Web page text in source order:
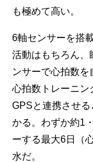
も極めて高い。
6軸センサーを搭
活動はもちろん、
ンサーで心拍数
心拍数トレーニン
GPSと連携させ
かる。わずか約1
ーする最大6日（
水だ。